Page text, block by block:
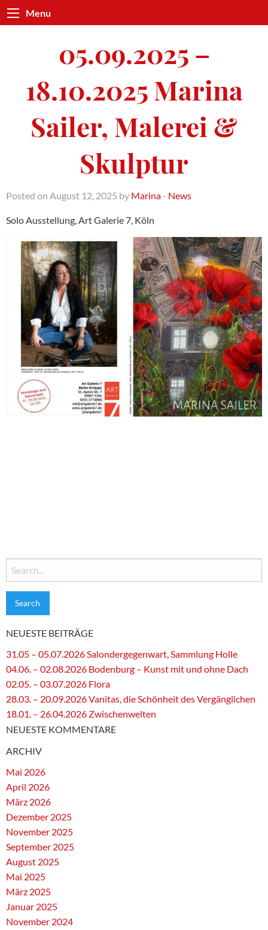
Menu
05.09.2025 –
18.10.2025 Marina
Sailer, Malerei &
Skulptur
Posted on August 12, 2025 by Marina - News
Solo Ausstellung, Art Galerie 7, Köln
Search
for:
NEUESTE BEITRÄGE
31.05 – 05.07.2026 Salondergegenwart, Sammlung Holle
04.06. – 02.08.2026 Bodenburg – Kunst mit und ohne Dach
02.05. – 03.07.2026 Flora
28.03. – 20.09.2026 Vanitas, die Schönheit des Vergänglichen
18.01. – 26.04.2026 Zwischenwelten
NEUESTE KOMMENTARE
ARCHIV
Mai 2026
April 2026
März 2026
Dezember 2025
November 2025
September 2025
August 2025
Mai 2025
März 2025
Januar 2025
November 2024